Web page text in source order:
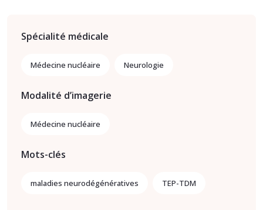
Spécialité médicale
Médecine nucléaire Neurologie
Modalité d’imagerie
Médecine nucléaire
Mots-clés
maladies neurodégénératives TEP-TDM